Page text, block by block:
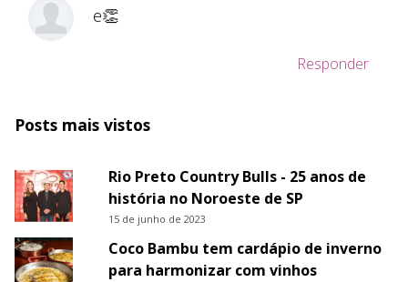
e👏
Responder
Posts mais vistos
Rio Preto Country Bulls - 25 anos de
história no Noroeste de SP
15 de junho de 2023
Coco Bambu tem cardápio de inverno
para harmonizar com vinhos